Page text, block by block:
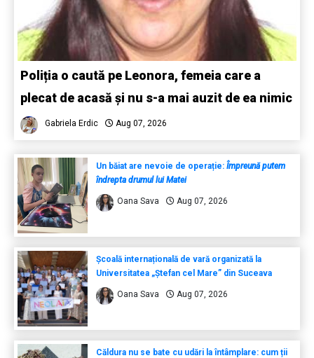
Poliția o caută pe Leonora, femeia care a
plecat de acasă și nu s-a mai auzit de ea nimic
Gabriela Erdic Aug 07, 2026
Un băiat are nevoie de operație: Împreună putem
îndrepta drumul lui Matei
Oana Sava Aug 07, 2026
Școală internațională de vară organizată la
Universitatea „Ștefan cel Mare” din Suceava
Oana Sava Aug 07, 2026
Căldura nu se bate cu udări la întâmplare: cum ții